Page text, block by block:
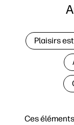
Ces
Plaisirs